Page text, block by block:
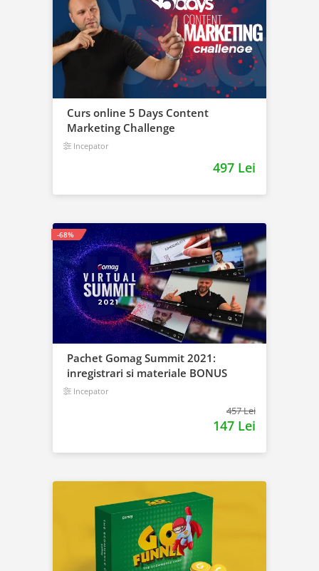
Curs online 5 Days Content
Marketing Challenge
Incepator
497 Lei
Pachet Gomag Summit 2021:
inregistrari si materiale BONUS
Incepator
457 Lei
147 Lei
-68%